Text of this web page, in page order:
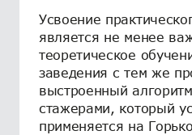
Усвоение
является не менее
теоретическое
заведения с тем же
выстроенный
стажерами, который
применяется на